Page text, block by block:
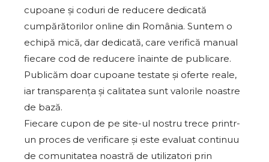
cupoane și coduri de reducere dedicată
cumpărătorilor online din România. Suntem o
echipă mică, dar dedicată, care verifică manual
fiecare cod de reducere înainte de publicare.
Publicăm doar cupoane testate și oferte reale,
iar transparența și calitatea sunt valorile noastre
de bază.
Fiecare cupon de pe site-ul nostru trece printr-
un proces de verificare și este evaluat continuu
de comunitatea noastră de utilizatori prin